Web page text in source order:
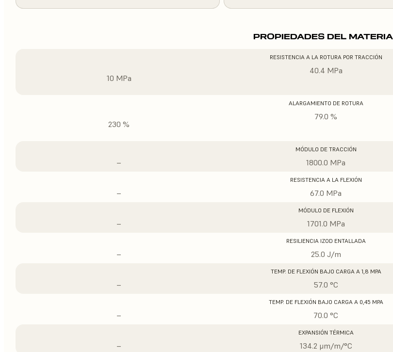
PROPIEDADES DEL
RESISTENCIA A LA ROTURA POR TRACCIÓN
10 MPa
40.4 MPa
ALARGAMIENTO DE ROTURA
230 %
79.0 %
MÓDULO DE TRACCIÓN
– 1800.0 MPa
RESISTENCIA A LA FLEXIÓN
– 67.0 MPa
MÓDULO DE FLEXIÓN
– 1701.0 MPa
RESILIENCIA IZOD ENTALLADA
– 25.0 J/m
TEMP. DE FLEXIÓN BAJO CARGA A 1,8 MPA
– 57.0 °C
TEMP. DE FLEXIÓN BAJO CARGA A 0,45 MPA
– 70.0 °C
EXPANSIÓN TÉRMICA
– 134.2 μm/m/°C